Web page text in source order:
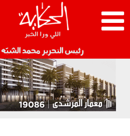
رئيس التحرير محمد الشبّه